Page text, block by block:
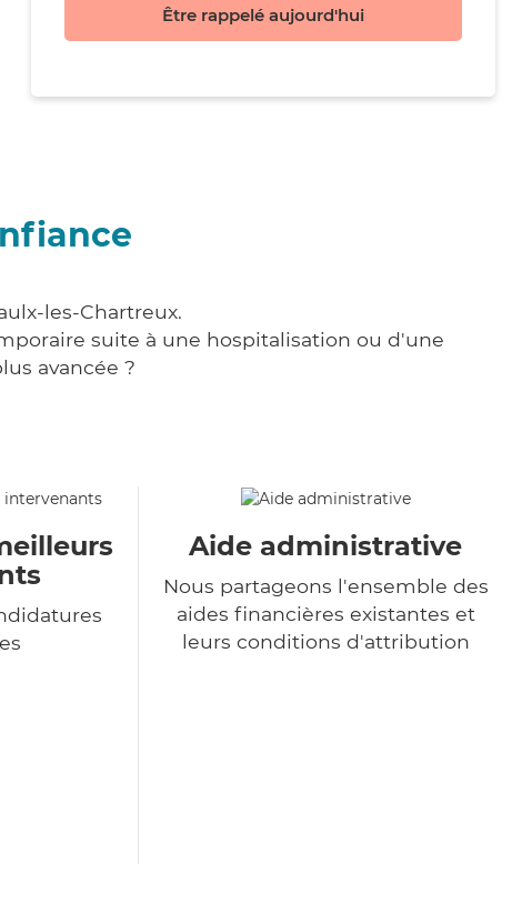
Être rappelé aujourd'hui
les-Chartreux.
suite à une hospitalisation ou d'une
avancée ?
Aide administrative
Nous partageons l'ensemble des
aides financières existantes et
leurs conditions d'attribution